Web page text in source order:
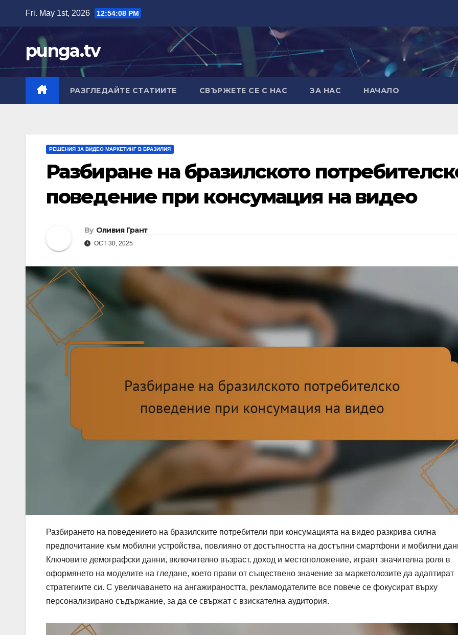
content
Fri. May 1st, 2026 12:54:09 PM
punga.tv
РАЗГЛЕДАЙТЕ СТАТИИТЕ СВЪРЖЕТЕ СЕ С НАС ЗА НАС НАЧАЛО
РЕШЕНИЯ ЗА ВИДЕО МАРКЕТИНГ В БРАЗИЛИЯ
Разбиране на бразилското
поведение при консумация на видео
By Оливия Грант
OCT 30, 2025
Разбирането на поведението на бразилските потребители при консумацията на видео разкрива силна
предпочитание към мобилни устройства, повлияно от достъпността на достъпни смартфони и мобилни
Ключовите демографски данни, включително възраст, доход и местоположение, играят значителна роля в
оформянето на моделите на гледане, което прави от съществено значение за маркетолозите да адаптират
стратегиите си. С увеличаването на ангажираността, рекламодателите все повече се фокусират върху
персонализирано съдържание, за да се свържат с взискателна аудитория.